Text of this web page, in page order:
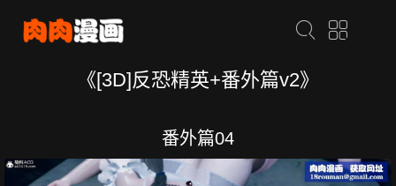
《[3D]反恐精英+番外篇v2》
番外篇04